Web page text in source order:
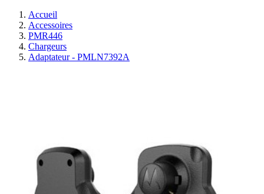
Accueil
Accessoires
PMR446
Chargeurs
Adaptateur - PMLN7392A